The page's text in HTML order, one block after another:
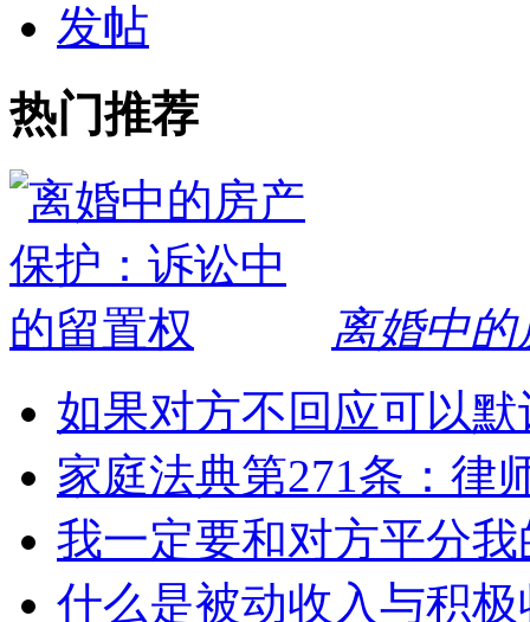
发帖
热门推荐
离婚中
如果对方不回应可以
家庭法典第271条：律
我一定要和对方平分
什么是被动收入与积